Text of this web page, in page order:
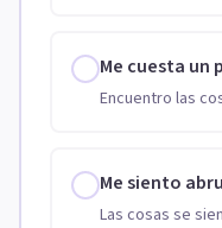
Me cuesta un
Encuentro las
Me siento
Las cosas se